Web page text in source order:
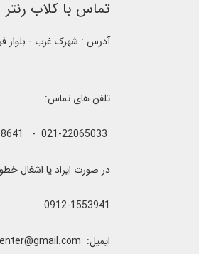
تماس با کلاب رنتر
آدرس : شهرک غرب - بلوار
تلفن های تماس:
در صورت ایراد یا اشغال خطوط به صورت 24 ساعته میتوانید به
0912-1553941
ایمیل: clubrenter@gmail.com